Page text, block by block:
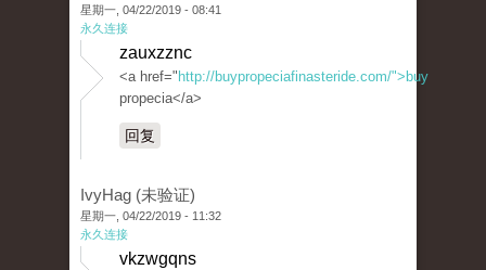
星期一, 04/22/2019 - 08:41
永久连接
zauxzznc
<a href=" http://buypropeciafinasteride.com/">buy
propecia</a>
回复
IvyHag (未验证)
星期一, 04/22/2019 - 11:32
永久连接
vkzwgqns